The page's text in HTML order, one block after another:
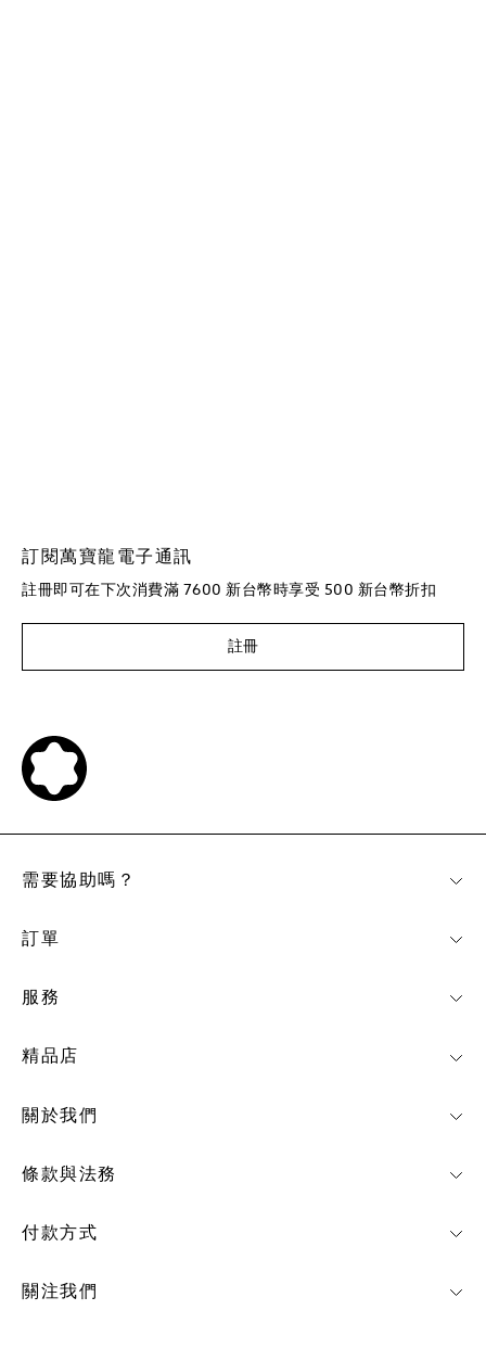
訂閱萬寶龍電子通訊
註冊即可在下次消費滿 7600 新台幣時享受 500 新台幣折扣
註冊
付款方式
關注我們
需要協助嗎？
訂單
服務
精品店
關於我們
條款與法務